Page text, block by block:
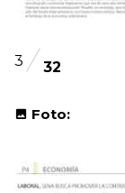
3 32
Foto: